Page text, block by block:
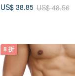
US$ 38.85 US$ 48.56
8 折